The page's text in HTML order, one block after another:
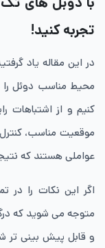
تجربه کنید!
در این مقاله یاد
محیط مناسب دوئل را
کنیم و از اشتباهات
عواملی هستند که
اگر این نکات را در
متوجه می شوید که